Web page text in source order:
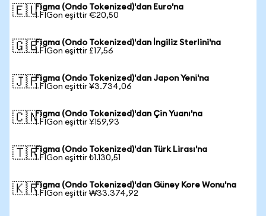
🇪🇺Figma (Ondo Tokenized)'dan Euro'na
1 FIGon eşittir €20,50
🇬🇧Figma (Ondo Tokenized)'dan İngiliz Sterlini'na
1 FIGon eşittir £17,56
🇯🇵Figma (Ondo Tokenized)'dan Japon Yeni'na
1 FIGon eşittir ¥3.734,06
🇨🇳Figma (Ondo Tokenized)'dan Çin Yuanı'na
1 FIGon eşittir ¥159,93
🇹🇷Figma (Ondo Tokenized)'dan Türk Lirası'na
1 FIGon eşittir ₺1.130,51
🇰🇷Figma (Ondo Tokenized)'dan Güney Kore Wonu'na
1 FIGon eşittir ₩33.374,92